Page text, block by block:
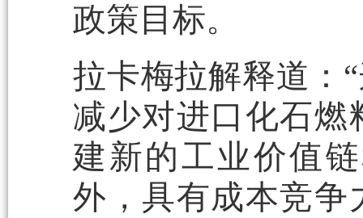
政策目标。
拉卡梅拉解释道：
减少对进口化石燃
建新的工业价值
外，具有成本竞争